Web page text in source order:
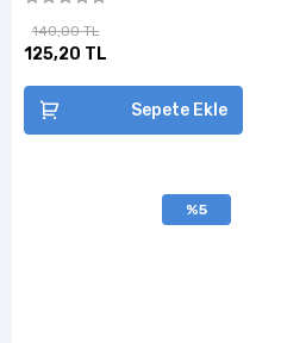
140,00 TL
125,20 TL
Sepete Ekle
%5